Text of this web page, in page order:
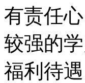
有责任
较强的
福利待遇